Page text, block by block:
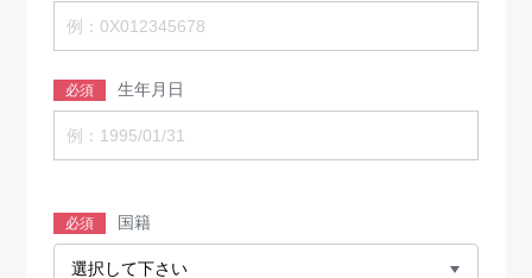
必須 生年月日
必須 国籍